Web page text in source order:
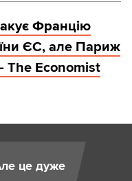
Францію
ЄС, але Париж
The Economist
це дуже